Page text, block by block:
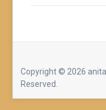
Copyright © 2026
Reserved.